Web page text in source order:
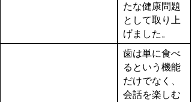
たな健康問題
として取り上
げました。
歯は単に食べ
るという機能
だけでなく、
会話を楽しむ